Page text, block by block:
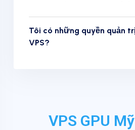
Tôi có những quyền quản
VPS?
VPS GPU